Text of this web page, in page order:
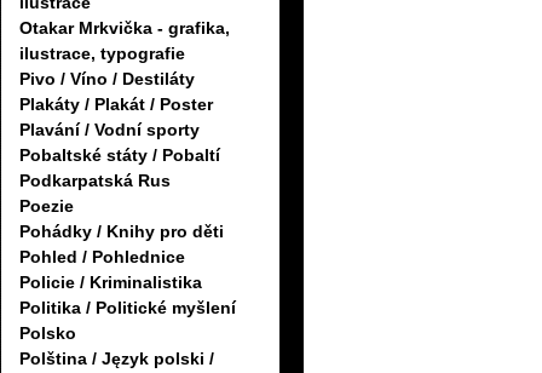
Otakar Mrkvička - grafika,
ilustrace, typografie
Pivo / Víno / Destiláty
Plakáty / Plakát / Poster
Plavání / Vodní sporty
Pobaltské státy / Pobaltí
Podkarpatská Rus
Poezie
Pohádky / Knihy pro děti
Pohled / Pohlednice
Policie / Kriminalistika
Politika / Politické myšlení
Polsko
Polština / Język polski /